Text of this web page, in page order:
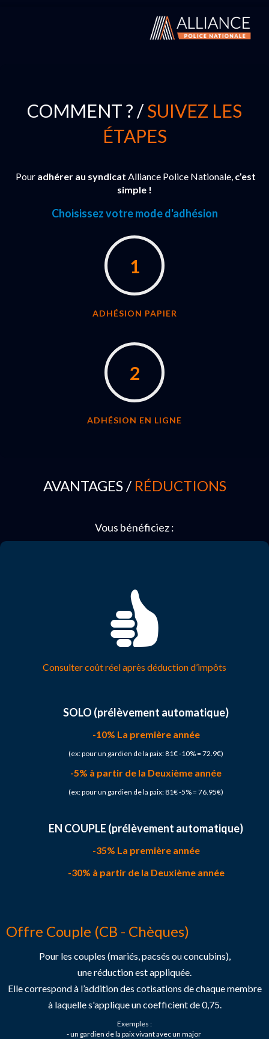
COMMENT ? /SUIVEZ LES
ÉTAPES
Pour adhérer au syndicat Alliance Police Nationale, c’est
simple !
Choisissez votre mode d'adhésion
1
ADHÉSION PAPIER
2
ADHÉSION EN LIGNE
AVANTAGES / RÉDUCTIONS
Vous bénéficiez :
Consulter coût réel après déduction d’impôts
SOLO (prélèvement automatique)
-10% La première année
(ex: pour un gardien de la paix: 81€ -10% = 72.9€)
-5% à partir de la Deuxième année
(ex: pour un gardien de la paix: 81€ -5% = 76.95€)
EN COUPLE (prélèvement automatique)
-35% La première année
-30% à partir de la Deuxième année
Offre Couple (CB - Chèques)
Pour les couples (mariés, pacsés ou concubins),
une réduction est appliquée.
Elle correspond à l’addition des cotisations de chaque membre
à laquelle s'applique un coefficient de 0,75.
Exemples :
- un gardien de la paix vivant avec un major